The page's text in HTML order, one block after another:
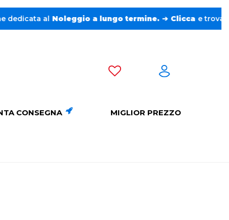
al Noleggio a lungo termine. ➔ Clicca e trova l’auto
CONSEGNA MIGLIOR PREZZO